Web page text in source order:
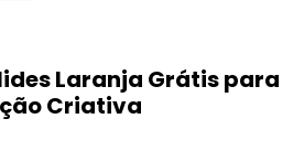
Laranja Grátis para
Criativa